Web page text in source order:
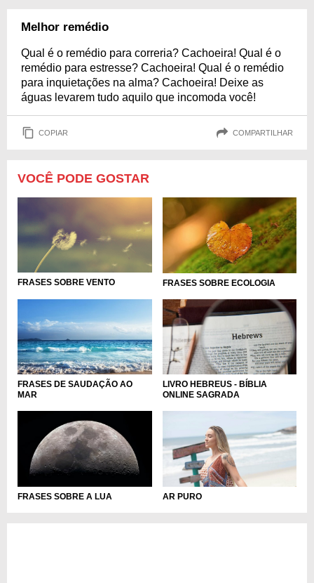
Melhor remédio
Qual é o remédio para correria? Cachoeira! Qual é o
remédio para estresse? Cachoeira! Qual é o remédio
para inquietações na alma? Cachoeira! Deixe as
águas levarem tudo aquilo que incomoda você!
COPIAR COMPARTILHAR
VOCÊ PODE GOSTAR
FRASES SOBRE VENTO FRASES SOBRE ECOLOGIA
FRASES DE SAUDAÇÃO AO
MAR
LIVRO HEBREUS - BÍBLIA
ONLINE SAGRADA
FRASES SOBRE A LUA AR PURO